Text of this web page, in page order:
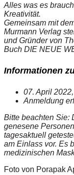
Alles was es
Kreativität.
Gemeinsam mit
Murmann Verlag
und Gründer von
Buch DIE NEUE
Informationen
07. April
Anmeldung
Bitte beachten Sie:
genesene
tagesaktuell
am Einlass vor. Es
medizinischen
Foto von Porapak